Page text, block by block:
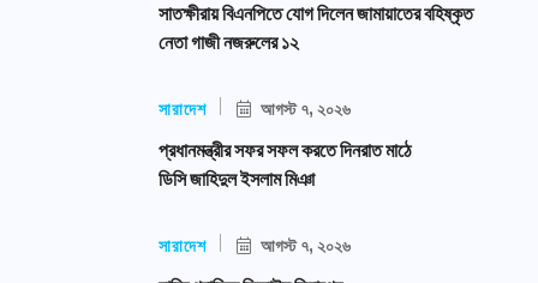
সাতক্ষীরায় বিএনপিতে যোগ দিলেন জামায়াতের বহিষ্কৃত
নেতা গাজী নজরুলের ১২
সারাদেশ আগস্ট ৭, ২০২৬
প্রধানমন্ত্রীর সফর সফল করতে দিনরাত মাঠে
ডিসি জাহিদুল ইসলাম মিঞা
সারাদেশ আগস্ট ৭, ২০২৬